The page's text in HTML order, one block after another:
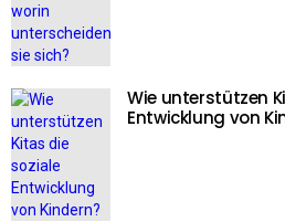
Wie unterstützen
Entwicklung von